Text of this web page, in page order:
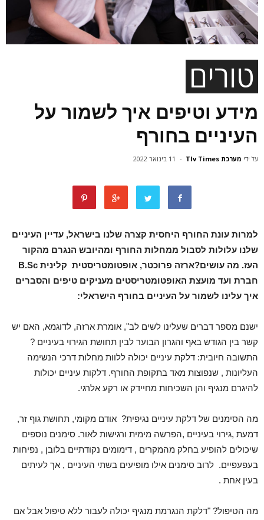
טורים
מידע וטיפים איך לשמור על
העיניים בחורף
על ידי מערכת Tlv Times - 11 בינואר 2022
למרות עונת החורף היחסית קצרה שלנו בישראל, עדיין העיניים
שלנו עלולות לסבול ממחלות החורף ומהיובש הנגרם מהקור
העז. מה עושים?ארזה פרוכטר, אופטומטריסטית קלינית B.Sc
חברת ועד מועצת האופטומטריסטים מעניקים טיפים והסברים
איך עלינו לשמור על העיניים בחורף הישראלי:
ישנם מספר דברים שעלינו לשים לב", אומרת ארזה, לדוגמא, האם יש
קשר בין הגודש באף והגרון הבוער לבין תחושת הגירוי בעיניים ?
התשובה חיובית: דלקת עיניים יכולה ללוות מחלות דרכי הנשימה
העליונות , שנפוצות מאד בתקופת החורף. דלקות עיניים יכולות
להיגרם מנגיף והן השכיחות מחיידק או רקע אלרגי.
מה הסימנים של דלקת עיניים נגיפית? אודם מקומי, תחושת גוף זר,
דמעת ,גירוי בעיניים ,הפרשה מימית ורגישות לאור. סימנים נוספים
שיכולים להופיע בחלק מהמקרים , דימומים נקודתיים בלובן , נפיחות
בעפעפיים. לרוב סימנים אילו מופיעים בשתי העיניים , אך לעיתים
בעין אחת .
מה הטיפול? "דלקת הנגרמת מנגיף יכולה לעבור ללא טיפול אבל אם